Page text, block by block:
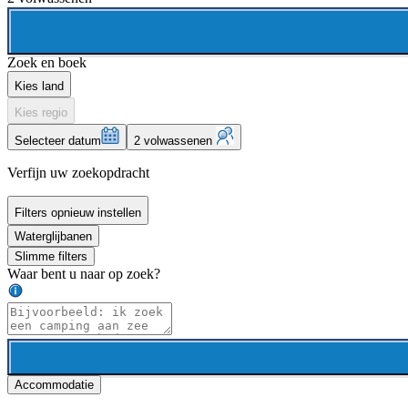
Zoek en boek
Kies land
Kies regio
Selecteer datum 2 volwassenen
Verfijn uw zoekopdracht
Filters opnieuw instellen
Waterglijbanen
Slimme filters
Waar bent u naar op zoek?
Accommodatie